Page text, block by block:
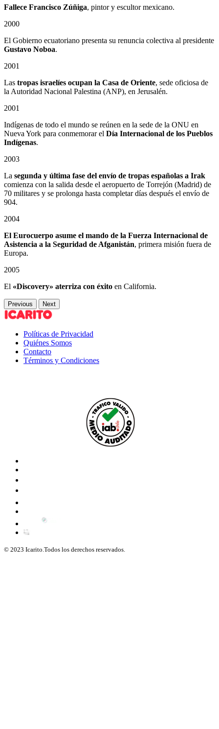
Fallece Francisco Zúñiga, pintor y escultor mexicano.
2000
El Gobierno ecuatoriano presenta su renuncia colectiva al presidente
Gustavo Noboa.
2001
Las tropas israelíes ocupan la Casa de Oriente, sede oficiosa de
la Autoridad Nacional Palestina (ANP), en Jerusalén.
2001
Indígenas de todo el mundo se reúnen en la sede de la ONU en
Nueva York para conmemorar el Día Internacional de los Pueblos
Indígenas.
2003
La segunda y última fase del envío de tropas españolas a Irak
comienza con la salida desde el aeropuerto de Torrejón (Madrid) de
70 militares y se prolonga hasta completar días después el envío de
904.
2004
El Eurocuerpo asume el mando de la Fuerza Internacional de
Asistencia a la Seguridad de Afganistán, primera misión fuera de
Europa.
2005
El «Discovery» aterriza con éxito en California.
Previous Next
Políticas de Privacidad
Quiénes Somos
Contacto
Términos y Condiciones
© 2023 Icarito.Todos los derechos reservados.